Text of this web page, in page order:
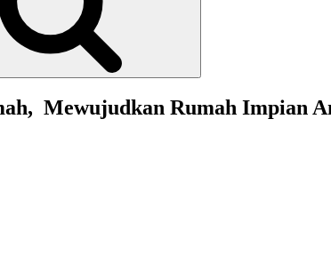
Search
Mewujudkan Rumah Impian